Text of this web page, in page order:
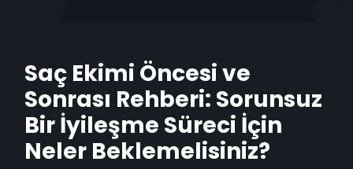
Български
العربية
Saç Ekimi Öncesi ve
Sonrası Rehberi: Sorunsuz
Bir İyileşme Süreci İçin
Neler Beklemelisiniz?